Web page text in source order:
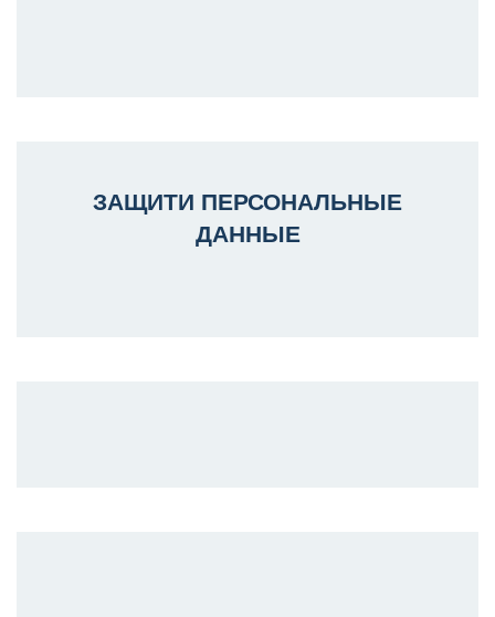
ЗАЩИТИ ПЕРСОНАЛЬНЫЕ
ДАННЫЕ